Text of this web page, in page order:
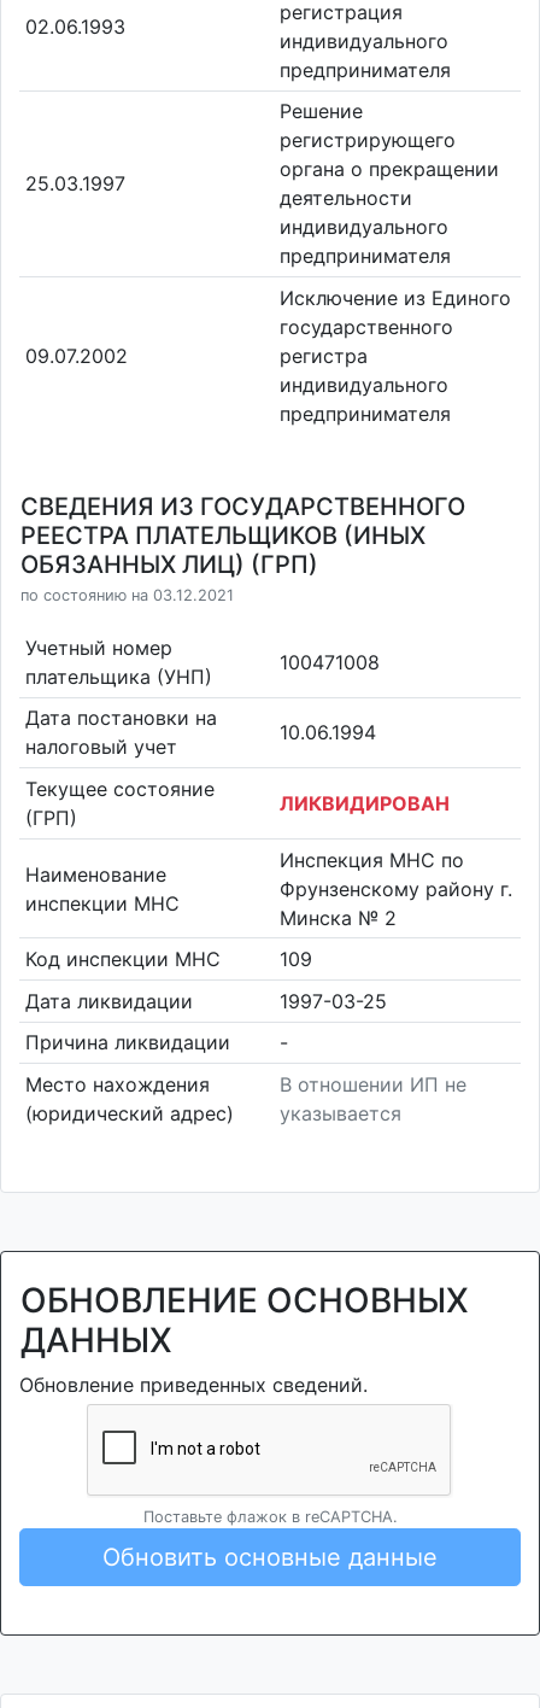
02.06.1993
регистрация
индивидуального
предпринимателя
25.03.1997
Решение
регистрирующего
органа о прекращении
деятельности
индивидуального
предпринимателя
09.07.2002
Исключение из Единого
государственного
регистра
индивидуального
предпринимателя
СВЕДЕНИЯ ИЗ ГОСУДАРСТВЕННОГО
РЕЕСТРА ПЛАТЕЛЬЩИКОВ (ИНЫХ
ОБЯЗАННЫХ ЛИЦ) (ГРП)
по состоянию на 03.12.2021
Учетный номер
плательщика (УНП)
100471008
Дата постановки на
налоговый учет
10.06.1994
Текущее состояние
(ГРП)
ЛИКВИДИРОВАН
Наименование
инспекции МНС
Инспекция МНС по
Фрунзенскому району г.
Минска № 2
Код инспекции МНС
109
Дата ликвидации
1997-03-25
Причина ликвидации
-
Место нахождения
(юридический адрес)
В отношении ИП не
указывается
ОБНОВЛЕНИЕ ОСНОВНЫХ
ДАННЫХ
Обновление приведенных сведений.
Поставьте флажок в reCAPTCHA.
Обновить основные данные